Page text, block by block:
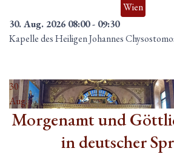
Wien
30. Aug. 2026 08:00- 09:30
Kapelle des Heiligen Johannes
30
Aug.
Morgenamt und
in deutscher